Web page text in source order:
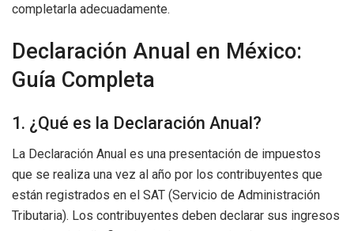
completarla adecuadamente.
Declaración Anual en México:
Guía Completa
1. ¿Qué es la Declaración Anual?
La Declaración Anual es una presentación de impuestos
que se realiza una vez al año por los contribuyentes que
están registrados en el SAT (Servicio de Administración
Tributaria). Los contribuyentes deben declarar sus ingresos